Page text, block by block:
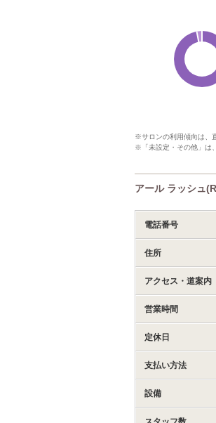
※サロンの利用傾向は、
※「未設定・その他」は
アール ラッシュ
電話番号
住所
アクセス・道案内
営業時間
定休日
支払い方法
設備